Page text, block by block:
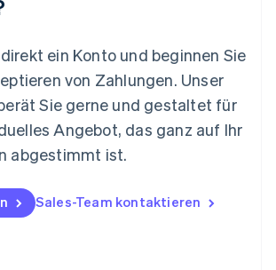
ein Konto und beginnen Sie
von Zahlungen. Unser
Sie gerne und gestaltet für
Angebot, das ganz auf Ihr
abgestimmt ist.
Sales-Team kontaktieren